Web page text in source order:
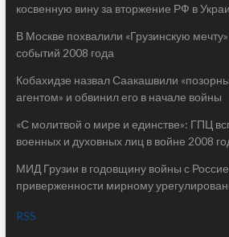
косвенную вину за вторжение РФ в
В Москве похвалили «Грузинскую
событий 2008 года
Кобахидзе назвал Саакашвили
агентом» и обвинил его в начале войны
«С молитвой о мире и единстве»: ГПЦ
военных и духовных лиц в войне 2008
МИД Грузии в годовщину войны с
приверженности мирному
RSS